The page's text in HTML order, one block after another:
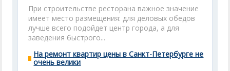
При строительстве ресторана важное значение
имеет место размещения: для деловых обедов
лучше всего подойдет центр города, а для
заведения быстрого...
На ремонт квартир цены в Санкт-Петербурге не
очень велики